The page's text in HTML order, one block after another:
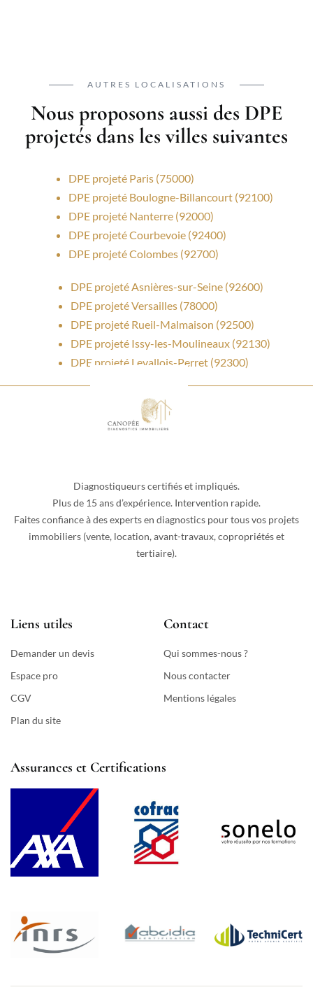
AUTRES LOCALISATIONS
Nous proposons aussi des DPE
projetés dans les villes suivantes
DPE projeté Paris (75000)
DPE projeté Boulogne-Billancourt (92100)
DPE projeté Nanterre (92000)
DPE projeté Courbevoie (92400)
DPE projeté Colombes (92700)
DPE projeté Asnières-sur-Seine (92600)
DPE projeté Versailles (78000)
DPE projeté Rueil-Malmaison (92500)
DPE projeté Issy-les-Moulineaux (92130)
DPE projeté Levallois-Perret (92300)
Diagnostiqueurs certifiés et impliqués.
Plus de 15 ans d’expérience. Intervention rapide.
Faites confiance à des experts en diagnostics pour tous vos projets
immobiliers (vente, location, avant-travaux, copropriétés et
tertiaire).
Liens utiles
Demander un devis
Espace pro
CGV
Plan du site
Contact
Qui sommes-nous ?
Nous contacter
Mentions légales
Assurances et Certifications